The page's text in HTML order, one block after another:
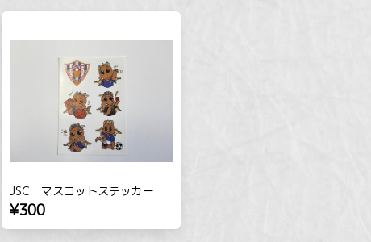
JSC マスコットステッカー
¥300